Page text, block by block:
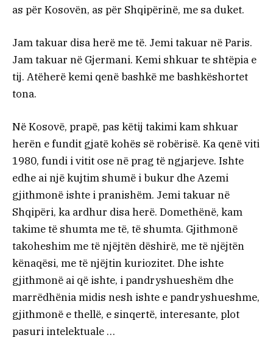
as për Kosovën, as për Shqipërinë, me sa duket.
Jam takuar disa herë me të. Jemi takuar në Paris.
Jam takuar në Gjermani. Kemi shkuar te shtëpia e
tij. Atëherë kemi qenë bashkë me bashkëshortet
tona.
Në Kosovë, prapë, pas këtij takimi kam shkuar
herën e fundit gjatë kohës së robërisë. Ka qenë viti
1980, fundi i vitit ose në prag të ngjarjeve. Ishte
edhe ai një kujtim shumë i bukur dhe Azemi
gjithmonë ishte i pranishëm. Jemi takuar në
Shqipëri, ka ardhur disa herë. Domethënë, kam
takime të shumta me të, të shumta. Gjithmonë
takoheshim me të njëjtën dëshirë, me të njëjtën
kënaqësi, me të njëjtin kuriozitet. Dhe ishte
gjithmonë ai që ishte, i pandryshueshëm dhe
marrëdhënia midis nesh ishte e pandryshueshme,
gjithmonë e thellë, e sinqertë, interesante, plot
pasuri intelektuale …